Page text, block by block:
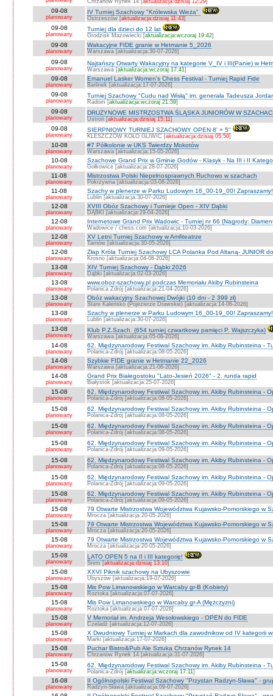
Chrzanów Rynek 14 [ aktualizacja:dzisiaj 12:29
09-08
planowany
IV Turniej Szachowy "Królewska Wieża"
Ostrzeszów [aktualizacja:dzisiaj 11:43]
09-08
planowany
Turniej dla dzieci do 12 lat
Grodzisk Mazowiecki [aktualizacja:wczoraj 19:42]
09-08
planowany
Wakacyjne FIDE granie w Hetmanie 5_2026
Warszawa [aktualizacja:30-07-2026]
09-08
planowany
Najtańszy Otwarty Wakacyjny na kategorie V_IV i III(Panie) w
Warszawa [aktualizacja:wczoraj 17:41]
09-08
planowany
Emanuel Lasker Women's Chess Festival - Turniej Rapid Fide
Barlinek [aktualizacja:17-07-2026]
09-08
planowany
Turniej Szachowy "Cudu nad Wisłą" im. generała Tadeusza
Radom [aktualizacja:wczoraj 21:59]
09-08
planowany
DRUŻYNOWE MISTRZOSTWA ŚLĄSKA JUNIORÓW W
Ustroń [aktualizacja:dzisiaj 15:11]
09-08
planowany
SIERPNIOWY TURNIEJ SZACHOWY OPEN 8' + 5"
KLESZCZÓW KOŁO GLIWIC [aktualizacja:dzisiaj 05:50]
10-08
planowany
#7 Półkolonie w UKS Twierdzy Mokotów
Warszawa [aktualizacja:15-05-2026]
10-08
planowany
Szachowe Grand Prix w Gminie Godów - Klasyk - Na III i II
Gołkowice [aktualizacja:28-07-2026]
11-08
planowany
Mistrzostwa Polski Niepełnosprawnych Ruchowo w szachach
Pokrzywna [aktualizacja:03-08-2026]
11-08
planowany
Szachy w plenerze w Parku Ludowym 16_00-19_00! Zapraszamy!
Lublin [aktualizacja:30-07-2026]
12-08
planowany
XVIII Obóz Szachowy i Turnieje Open - XIV Dąbki
DĄBKI [aktualizacja:29-04-2026]
12-08
planowany
Internetowe Grand Prix Wadowic - Turniej nr 66 (Nagrody:
Wadowice / chess.com [aktualizacja:10-03-2026]
12-08
planowany
XV Letni Turniej Szachowy w Amfiteatrze
Tarnów [aktualizacja:30-05-2026]
12-08
planowany
Złap Króla Turniej Szachowy LCA Polanka Pod Altaną- JUNIOR
Krosno [aktualizacja:04-08-2026]
13-08
planowany
XIV Turniej Szachowy - Dąbki 2026
Dąbki [aktualizacja:02-03-2026]
13-08
planowany
www.oboz-szachowy.pl podczas Memoriału Akiby Rubinsteina
Polanica Zdrój [aktualizacja:21-04-2026]
13-08
planowany
Obóz wakacyjny Szachowej Dwójki (10 dni - 2 399 zł)
Stare Kaleńsko (Pojezierze Drawskie) [aktualizacja:14-06-2026]
13-08
planowany
Szachy w plenerze w Parku Ludowym 16_00-19_00! Zapraszamy!
Lublin [aktualizacja:30-07-2026]
13-08
planowany
Klub P.Z.Szach. (654 turniej czwartkowy pamięci P. Wajszczyka)
Warszawa [aktualizacja:05-08-2026]
14-08
planowany
62. Międzynarodowy Festiwal Szachowy im. Akiby Rubinsteina -
Polanica-Zdrój [aktualizacja:08-05-2026]
14-08
planowany
Szybkie FIDE granie w Hetmanie 22_2026
Warszawa [aktualizacja:21-06-2026]
14-08
planowany
Grand Prix Białegostoku "Lato-Jesień 2026" - 2. runda rapid
Białystok [aktualizacja:25-07-2026]
15-08
planowany
62. Międzynarodowy Festiwal Szachowy im. Akiby Rubinsteina -
Polanica-Zdrój [aktualizacja:08-05-2026]
15-08
planowany
62. Międzynarodowy Festiwal Szachowy im. Akiby Rubinsteina -
Polanica-Zdrój [aktualizacja:08-05-2026]
15-08
planowany
62. Międzynarodowy Festiwal Szachowy im. Akiby Rubinsteina -
Polanica-Zdrój [aktualizacja:08-05-2026]
15-08
planowany
62. Międzynarodowy Festiwal Szachowy im. Akiby Rubinsteina -
Polanica-Zdrój [aktualizacja:09-05-2026]
15-08
planowany
62. Międzynarodowy Festiwal Szachowy im. Akiby Rubinsteina -
Polanica-Zdrój [aktualizacja:08-05-2026]
15-08
planowany
62. Międzynarodowy Festiwal Szachowy im. Akiby Rubinsteina -
Polanica-Zdrój [aktualizacja:09-05-2026]
15-08
planowany
62. Międzynarodowy Festiwal Szachowy im. Akiby Rubinsteina -
Polanica-Zdrój [aktualizacja:09-05-2026]
15-08
planowany
79 Otwarte Mistrzostwa Województwa Kujawsko-Pomorskiego w
Mrocza [aktualizacja:20-05-2026]
15-08
planowany
79 Otwarte Mistrzostwa Województwa Kujawsko-Pomorskiego w
Mrocza [aktualizacja:20-05-2026]
15-08
planowany
79 Otwarte Mistrzostwa Województwa Kujawsko-Pomorskiego w
Mrocza [aktualizacja:20-05-2026]
15-08
planowany
LATO OPEN 5 na II i III kategorię!
Śrem [aktualizacja:dzisiaj 13:10]
15-08
planowany
XXVI Piknik szachowy na Ubyszowie
Ubyszów [aktualizacja:19-07-2026]
15-08
planowany
Mis Pow Limanowskiego w Warcaby gr-B (Kobiety)
Roztoka [aktualizacja:07-07-2026]
15-08
planowany
Mis Pow Limanowskiego w Warcaby gr-A (Mężczyzni)
Roztoka [aktualizacja:07-07-2026]
15-08
planowany
V Memoriał im. Andrzeja Wesołowskiego - OPEN do FIDE
Czeladź [aktualizacja:12-07-2026]
15-08
planowany
X Dwudniowy Turniej w Markach dla zawodnikow od IV kategorii
Marki [aktualizacja:17-07-2026]
15-08
planowany
Puchar Bistro&Pub Ale Sztuka Chrzanów Rynek 14
Chrzanów Rynek 14 [aktualizacja:31-07-2026]
15-08
planowany
62. Międzynarodowy Festiwal Szachowy im. Akiby Rubinsteina -
Polanica-Zdrój [aktualizacja:wczoraj 17:11]
16-08
planowany
II Ogólnopolski Festiwal Szachowy "Przystan Radzyn-Sława" -
Radzyn-Sława [aktualizacja:09-07-2026]